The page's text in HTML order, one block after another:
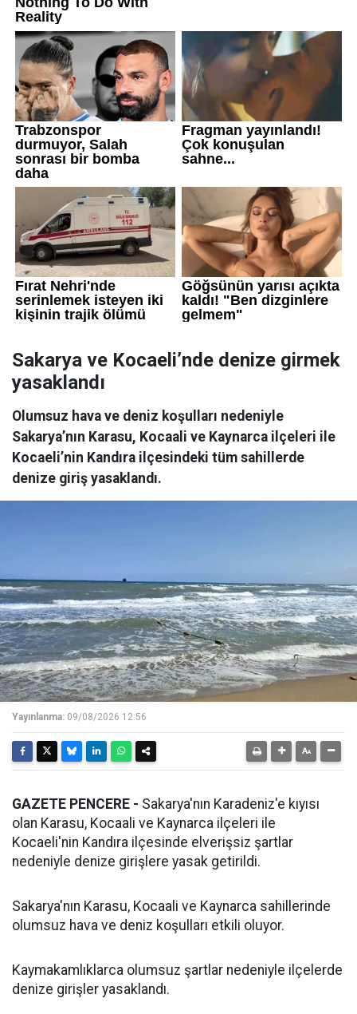
Sakarya ve Kocaeli’nde denize girmek
yasaklandı
Olumsuz hava ve deniz koşulları nedeniyle
Sakarya’nın Karasu, Kocaali ve Kaynarca ilçeleri ile
Kocaeli’nin Kandıra ilçesindeki tüm sahillerde
denize giriş yasaklandı.
Yayınlanma: 09/08/2026 12:56
GAZETE PENCERE - Sakarya'nın Karadeniz'e kıyısı
olan Karasu, Kocaali ve Kaynarca ilçeleri ile
Kocaeli'nin Kandıra ilçesinde elverişsiz şartlar
nedeniyle denize girişlere yasak getirildi.
Sakarya'nın Karasu, Kocaali ve Kaynarca sahillerinde
olumsuz hava ve deniz koşulları etkili oluyor.
Kaymakamlıklarca olumsuz şartlar nedeniyle ilçelerde
denize girişler yasaklandı.